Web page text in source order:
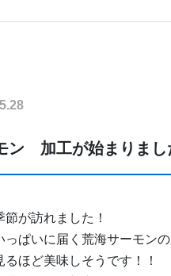
加工が始まりまし
が訪れました！
ぱいに届く荒海サーモンの
ほど美味しそうです！！